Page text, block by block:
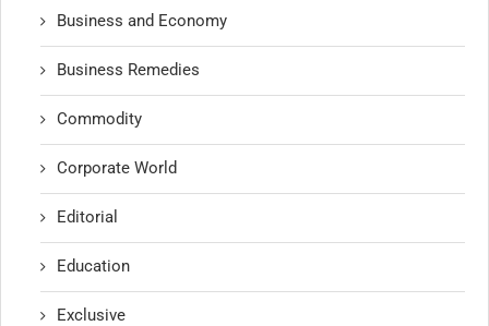
Business and Economy
Business Remedies
Commodity
Corporate World
Editorial
Education
Exclusive